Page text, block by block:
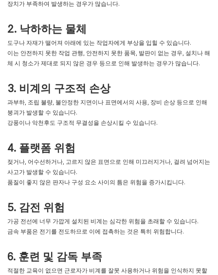
장치가 부족하여 발생하는 경우가 많습니다.
2. 낙하하는 물체
도구나 자재가 떨어져 아래에 있는 작업자에게 부상을 입힐 수 있습니다.
이는 안전하지 못한 작업 관행, 안전하지 못한 품목, 발판이 없는 경우, 설치나 해
체 시 청소가 제대로 되지 않은 경우 등으로 인해 발생하는 경우가 많습니다.
3. 비계의 구조적 손상
과부하, 조립 불량, 불안정한 지면이나 표면에서의 사용, 장비 손상 등으로 인해
붕괴가 발생할 수 있습니다.
강풍이나 악천후도 구조적 무결성을 손상시킬 수 있습니다.
4. 플랫폼 위험
젖거나, 어수선하거나, 고르지 않은 표면으로 인해 미끄러지거나, 걸려 넘어지는
사고가 발생할 수 있습니다.
품질이 좋지 않은 판자나 구성 요소 사이의 틈은 위험을 증가시킵니다.
5. 감전 위험
가공 전선에 너무 가깝게 설치된 비계는 심각한 위험을 초래할 수 있습니다.
금속 부품은 전기를 전도하므로 이에 접촉하는 것은 특히 위험합니다.
6. 훈련 및 감독 부족
적절한 교육이 없으면 근로자가 비계를 잘못 사용하거나 위험을 인식하지 못할